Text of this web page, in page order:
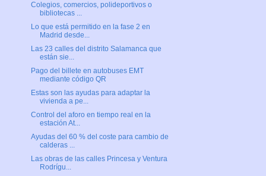
Colegios, comercios, polideportivos o
bibliotecas ...
Lo que está permitido en la fase 2 en
Madrid desde...
Las 23 calles del distrito Salamanca que
están sie...
Pago del billete en autobuses EMT
mediante código QR
Estas son las ayudas para adaptar la
vivienda a pe...
Control del aforo en tiempo real en la
estación At...
Ayudas del 60 % del coste para cambio de
calderas ...
Las obras de las calles Princesa y Ventura
Rodrígu...